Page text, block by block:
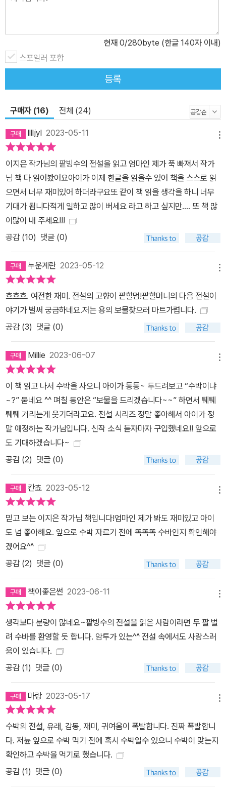
현재 0/280byte (한글 140자 이내)
스포일러 포함
등록
구매자 (16) 전체 (24)
lllljyl 2023-05-11
이지은 작가님의 팥빙수의 전설을 읽고 엄마인 제가 푹 빠져서 작가
님 책 다 읽어봤어요아이가 이제 한글을 읽을수 있어 책을 스스로 읽
으면서 너무 재미있어 하더라구요또 같이 책 읽을 생각을 하니 너무
기대가 됩니다적게 일하고 많이 버세요 라고 하고 싶지만.... 또 책 많
이많이 내 주세요!!!
공감 (10) 댓글 (0)
누운계란 2023-05-12
흐흐흐. 여전한 재미. 전설의 고향이 팥할멈!팥할머니의 다음 전설이
야기가 벌써 궁금하네요.저는 용의 보물찾으러 마트가렵니다.
공감 (3) 댓글 (0)
Millie 2023-06-07
이 책 읽고 나서 수박을 사오니 아이가 통통~ 두드려보고 “수박이냐
~?” 묻네요 ^^ 며칠 동안은 “보물을 드리겠습니다~~” 하면서 퉤퉤
퉤퉤 거리는게 웃기더라고요. 전설 시리즈 정말 좋아해서 아이가 정
말 애정하는 작가님입니다. 신작 소식 듣자마자 구입했네요!! 앞으로
도 기대하겠습니다~
공감 (2) 댓글 (0)
칸쵸 2023-05-12
믿고 보는 이지은 작가님 책입니다!엄마인 제가 봐도 재미있고 아이
도 넘 좋아해요. 앞으로 수박 자르기 전에 똑똑똑 수바인지 확인해야
겠어요^^
공감 (2) 댓글 (0)
책이좋은썬 2023-06-11
생각보다 분량이 많네요~팥빙수의 전설을 읽은 사람이라면 두 팔 벌
려 수바를 환영할 듯 합니다. 암투가 있는^^ 전설 속에서도 사랑스러
움이 있습니다.
공감 (1) 댓글 (0)
마랑 2023-05-17
수박의 전설, 유래, 감동, 재미, 귀여움이 폭발합니다. 진짜 폭발합니
다. 저뉸 앞으로 수박 먹기 전에 혹시 수박일수 있으니 수박이 맞는지
확인하고 수박을 먹기로 했습니다.
공감 (1) 댓글 (0)